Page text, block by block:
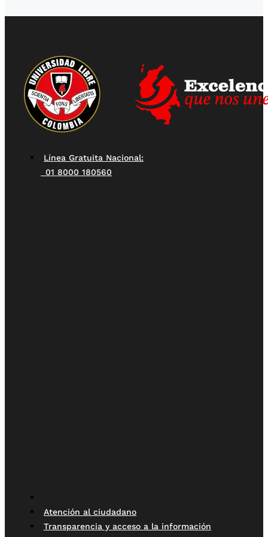
Línea Gratuita Nacional:
01 8000 180560
Atención al ciudadano
Transparencia y acceso a la información